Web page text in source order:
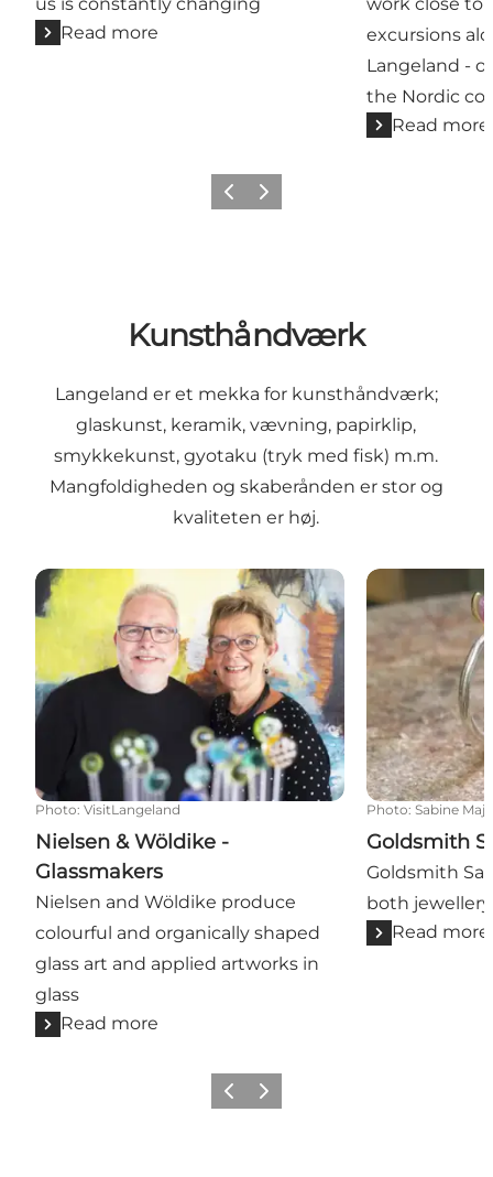
Read more
excursions
Langeland -
the Nordic
Read more
Previous
Next
Kunsthåndværk
Langeland er et mekka for kunsthåndværk;
glaskunst, keramik, vævning, papirklip,
smykkekunst, gyotaku (tryk med fisk) m.m.
Mangfoldigheden og skaberånden er stor og
kvaliteten er høj.
Nielsen & Wöldike - Glassmakers
Photo: VisitLangeland
Nielsen & Wöldike -
Glassmakers
Nielsen and Wöldike produce
colourful and organically shaped
glass art and applied artworks in
glass
Read more
Goldsmith
Photo: Sabine
Goldsmith
Goldsmith
both
Read more
Previous
Next